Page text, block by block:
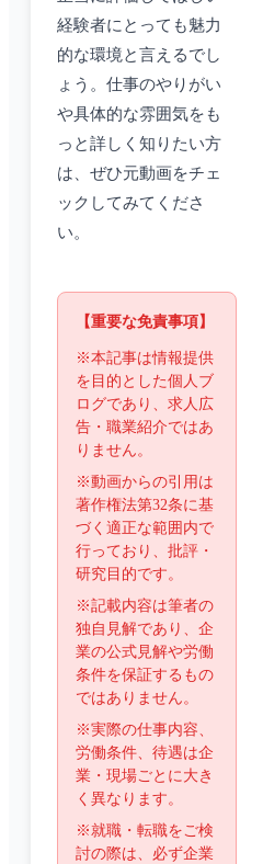
経験者にとっても魅力
的な環境と言えるでし
ょう。仕事のやりがい
や具体的な雰囲気をも
っと詳しく知りたい方
は、ぜひ元動画をチェ
ックしてみてくださ
い。
【重要な免責事項】
※本記事は情報提供
を目的とした個人ブ
ログであり、求人広
告・職業紹介ではあ
りません。
※動画からの引用は
著作権法第32条に基
づく適正な範囲内で
行っており、批評・
研究目的です。
※記載内容は筆者の
独自見解であり、企
業の公式見解や労働
条件を保証するもの
ではありません。
※実際の仕事内容、
労働条件、待遇は企
業・現場ごとに大き
く異なります。
※就職・転職をご検
討の際は、必ず企業